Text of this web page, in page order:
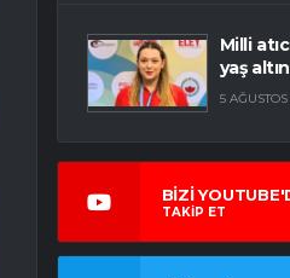
Milli
yaş
5
BİZİ
TAKİP ET